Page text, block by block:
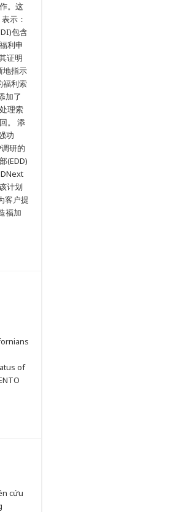
。这
示：
包含
利申
证明
地指示
福利索
加了
理索
。 添
功
研的
(EDD)
计划
客户提
福加
of
cứu